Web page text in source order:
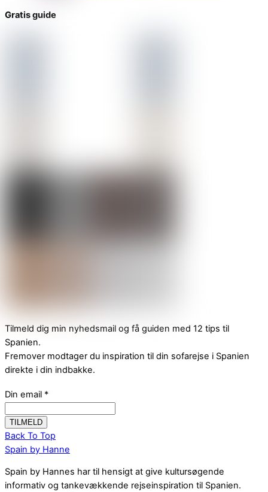
Gratis guide
Tilmeld dig min nyhedsmail og få guiden med 12 tips til
Spanien.
Fremover modtager du inspiration til din sofarejse i Spanien
direkte i din indbakke.
Din email *
Back To Top
Spain by Hanne
Spain by Hannes har til hensigt at give kultursøgende
informativ og tankevækkende rejseinspiration til Spanien.